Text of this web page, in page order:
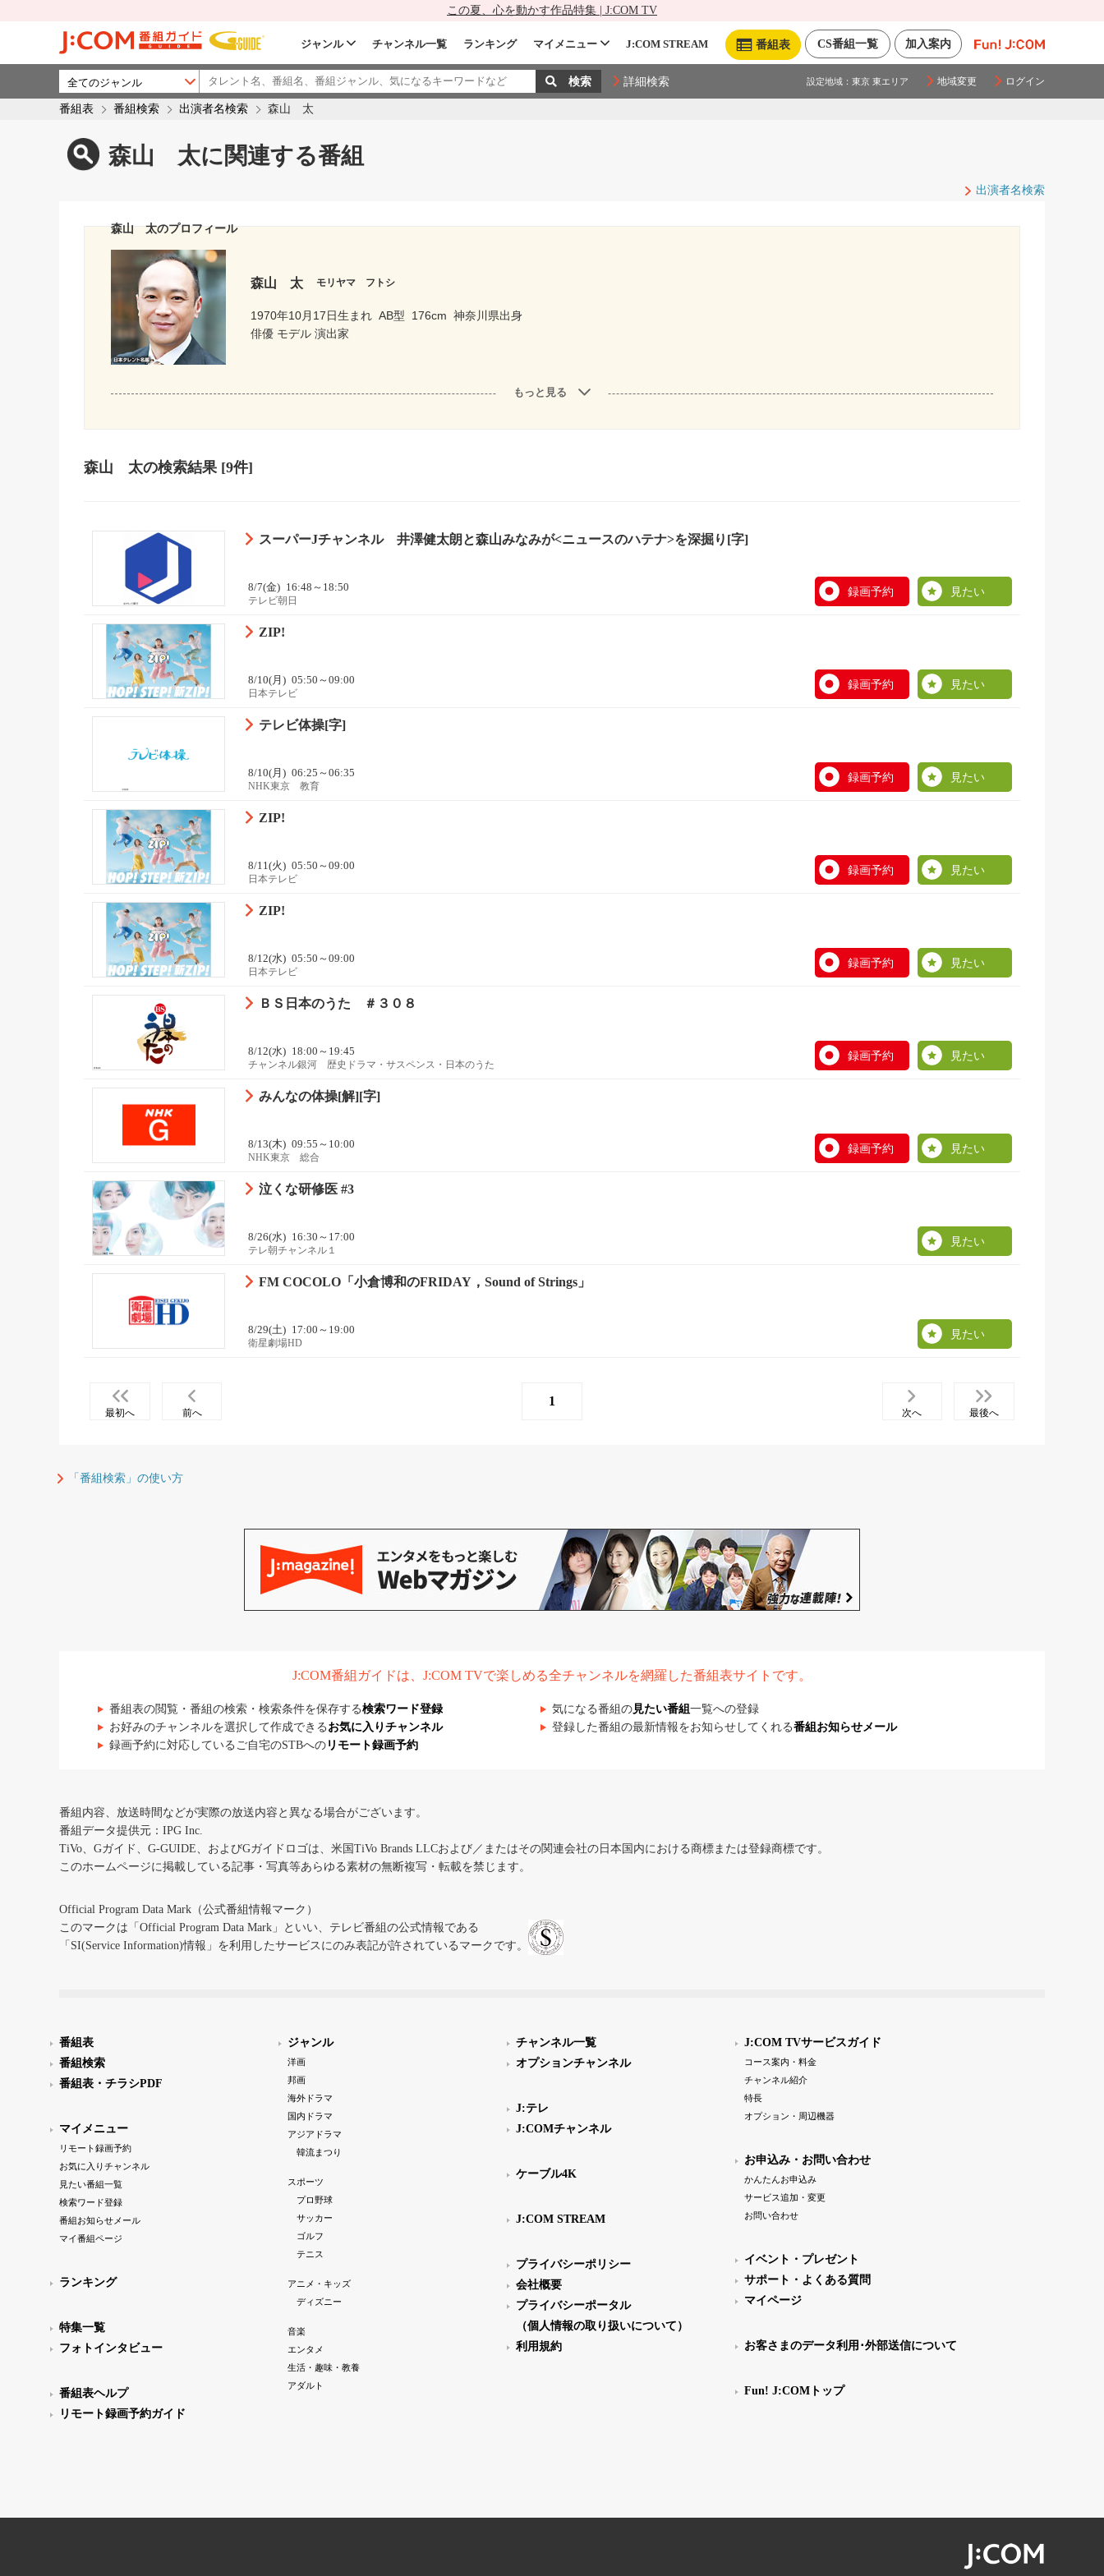
この夏、心を動かす作品特集 | J:COM TV
加入案内
CS番組一覧
番組表
ジャンル チャンネル一覧 ランキング マイメニュー J:COM STREAM
詳細検索 設定地域： 東京 東エリア 地域変更 ログイン
番組表 番組検索 出演者名検索 森山 太
森山 太に関連する番組
出演者名検索
森山 太のプロフィール
森山 太 モリヤマ フトシ
1970年10月17日生まれ AB型 176cm 神奈川県出身
俳優 モデル 演出家
もっと見る
森山 太の検索結果 [9件]
スーパーJチャンネル 井澤健太朗と森山みなみが<ニュースのハテナ>を深掘り[字]
8/7(金) 16:48～18:50
テレビ朝日
録画予約 見たい
ZIP!
8/10(月) 05:50～09:00
日本テレビ
録画予約 見たい
テレビ体操[字]
8/10(月) 06:25～06:35
NHK東京 教育
録画予約 見たい
ZIP!
8/11(火) 05:50～09:00
日本テレビ
録画予約 見たい
ZIP!
8/12(水) 05:50～09:00
日本テレビ
録画予約 見たい
ＢＳ日本のうた ＃３０８
8/12(水) 18:00～19:45
チャンネル銀河 歴史ドラマ・サスペンス・日本のうた
録画予約 見たい
みんなの体操[解][字]
8/13(木) 09:55～10:00
NHK東京 総合
録画予約 見たい
泣くな研修医 #3
8/26(水) 16:30～17:00
テレ朝チャンネル１
見たい
FM COCOLO「小倉博和のFRIDAY，Sound of Strings」
8/29(土) 17:00～19:00
衛星劇場HD
見たい
最初へ 前へ
1
次へ 最後へ
「番組検索」の使い方
J:COM番組ガイドは、J:COM TVで楽しめる全チャンネルを網羅した番組表サイトです。
番組表の閲覧・番組の検索・検索条件を保存する検索ワード登録 気になる番組の見たい番組 一覧への登録
お好みのチャンネルを選択して作成できる お気に入りチャンネル 登録した番組の最新情報をお知らせしてくれる番組お知らせメール
録画予約に対応しているご自宅のSTBへの リモート録画予約
番組内容、放送時間などが実際の放送内容と異なる場合がございます。
番組データ提供元：IPG Inc.
TiVo、Gガイド、G-GUIDE、およびGガイドロゴは、米国TiVo Brands LLCおよび／またはその関連会社の日本国内における商標または登録商標です。
このホームページに掲載している記事・写真等あらゆる素材の無断複写・転載を禁じます。
Official Program Data Mark（公式番組情報マーク）
このマークは「Official Program Data Mark」といい、テレビ番組の公式情報である
「SI(Service Information)情報」を利用したサービスにのみ表記が許されているマークです。
番組表
番組検索
番組表・チラシPDF
マイメニュー
リモート録画予約
お気に入りチャンネル
見たい番組一覧
検索ワード登録
番組お知らせメール
マイ番組ページ
ランキング
特集一覧
フォトインタビュー
番組表ヘルプ
リモート録画予約ガイド
ジャンル
洋画
邦画
海外ドラマ
国内ドラマ
アジアドラマ
韓流まつり
スポーツ
プロ野球
サッカー
ゴルフ
テニス
アニメ・キッズ
ディズニー
音楽
エンタメ
生活・趣味・教養
アダルト
チャンネル一覧
オプションチャンネル
J:テレ
J:COMチャンネル
ケーブル4K
J:COM STREAM
プライバシーポリシー
会社概要
プライバシーポータル
（個人情報の取り扱いについて）
利用規約
J:COM TVサービスガイド
コース案内・料金
チャンネル紹介
特長
オプション・周辺機器
お申込み・お問い合わせ
かんたんお申込み
サービス追加・変更
お問い合わせ
イベント・プレゼント
サポート・よくある質問
マイページ
お客さまのデータ利用･外部送信について
Fun! J:COMトップ